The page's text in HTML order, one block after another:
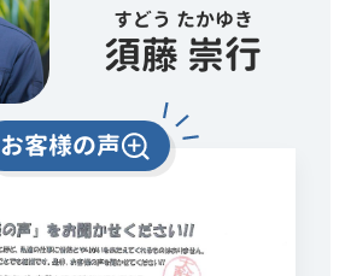
すどう たかゆき
須藤 崇行
お客様の声